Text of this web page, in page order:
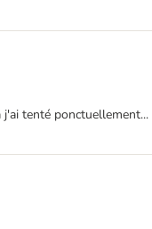
tenté